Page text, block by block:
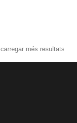
carregar més resultats